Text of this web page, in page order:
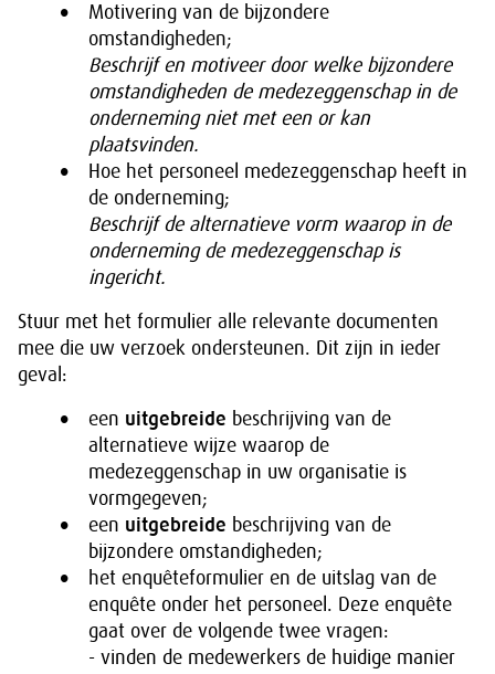
Motivering van de bijzondere
omstandigheden;
Beschrijf en motiveer door welke bijzondere
omstandigheden de medezeggenschap in de
onderneming niet met een or kan
plaatsvinden.
Hoe het personeel medezeggenschap heeft in
de onderneming;
Beschrijf de alternatieve vorm waarop in de
onderneming de medezeggenschap is
ingericht.
Stuur met het formulier alle relevante documenten
mee die uw verzoek ondersteunen. Dit zijn in ieder
geval:
een uitgebreide beschrijving van de
alternatieve wijze waarop de
medezeggenschap in uw organisatie is
vormgegeven;
een uitgebreide beschrijving van de
bijzondere omstandigheden;
het enquêteformulier en de uitslag van de
enquête onder het personeel. Deze enquête
gaat over de volgende twee vragen:
- vinden de medewerkers de huidige manier